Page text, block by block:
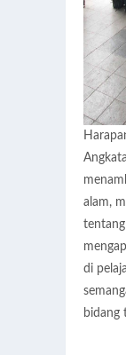
alam,
di
bidang